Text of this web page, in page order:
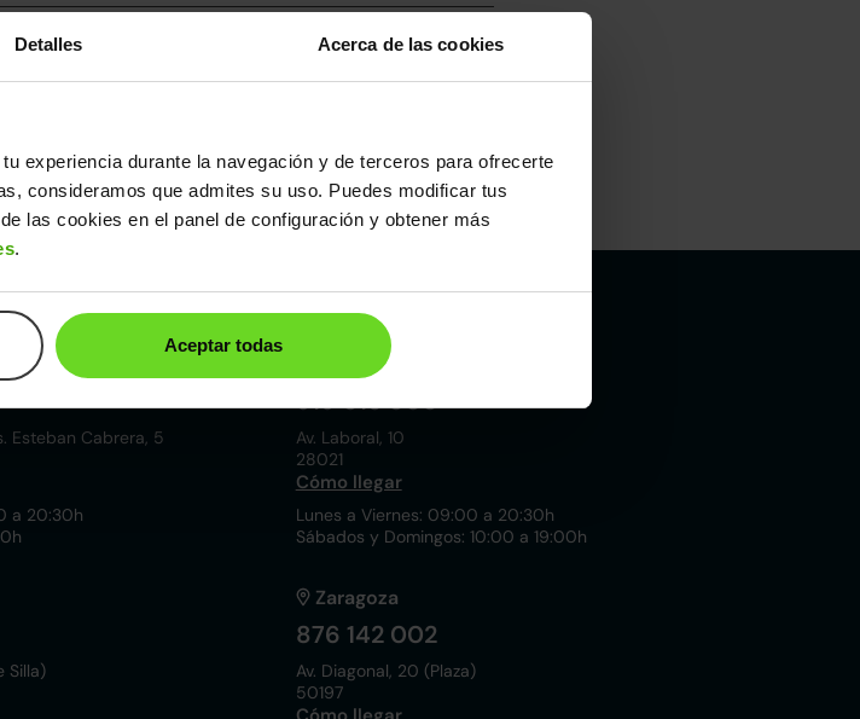
Detalles Acerca de las cookies
experiencia durante la navegación y de terceros para ofrecerte
consideramos que admites su uso. Puedes modificar tus
las cookies en el panel de configuración y obtener más
.
Aceptar todas
Peso
Depósito
Maletero
Esteban Cabrera, 5
a 20:30h
919 015 000
Av. Laboral, 10
28021
Cómo llegar
Lunes a Viernes: 09:00 a 20:30h
Sábados y Domingos: 10:00 a 19:00h
Silla)
Zaragoza
876 142 002
Av. Diagonal, 20 (Plaza)
50197